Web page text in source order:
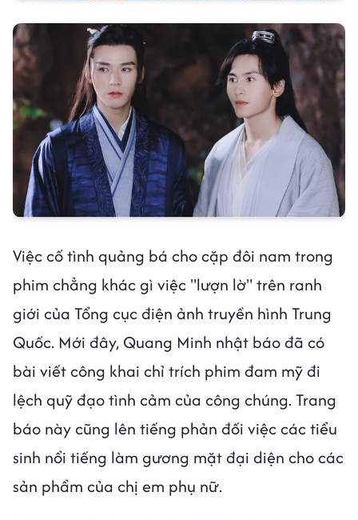
Việc cố tình quảng bá cho cặp đôi nam trong
phim chẳng khác gì việc "lượn lờ" trên ranh
giới của Tổng cục điện ảnh truyền hình Trung
Quốc. Mới đây, Quang Minh nhật báo đã có
bài viết công khai chỉ trích phim đam mỹ đi
lệch quỹ đạo tình cảm của công chúng. Trang
báo này cũng lên tiếng phản đối việc các tiểu
sinh nổi tiếng làm gương mặt đại diện cho các
sản phẩm của chị em phụ nữ.